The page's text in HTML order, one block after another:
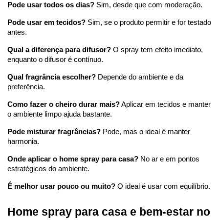
Pode usar todos os dias? Sim, desde que com moderação.
Pode usar em tecidos? Sim, se o produto permitir e for testado
antes.
Qual a diferença para difusor? O spray tem efeito imediato,
enquanto o difusor é contínuo.
Qual fragrância escolher? Depende do ambiente e da
preferência.
Como fazer o cheiro durar mais? Aplicar em tecidos e manter
o ambiente limpo ajuda bastante.
Pode misturar fragrâncias? Pode, mas o ideal é manter
harmonia.
Onde aplicar o home spray para casa? No ar e em pontos
estratégicos do ambiente.
É melhor usar pouco ou muito? O ideal é usar com equilíbrio.
Home spray para casa e bem-estar no